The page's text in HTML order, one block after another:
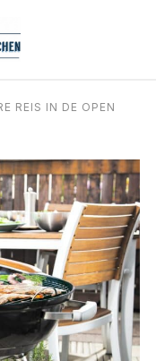
REIS IN DE OPEN